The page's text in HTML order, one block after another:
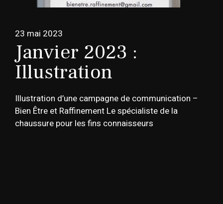
23 mai 2023
Janvier 2023 :
Illustration
Illustration d’une campagne de communication –
Bien Être et Raffinement Le spécialiste de la
chaussure pour les fins connaisseurs